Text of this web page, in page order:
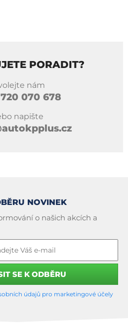
PORADIT?
nám
720 070 678
napište
NOVINEK
o našich akcích a
údajů pro marketingové účely